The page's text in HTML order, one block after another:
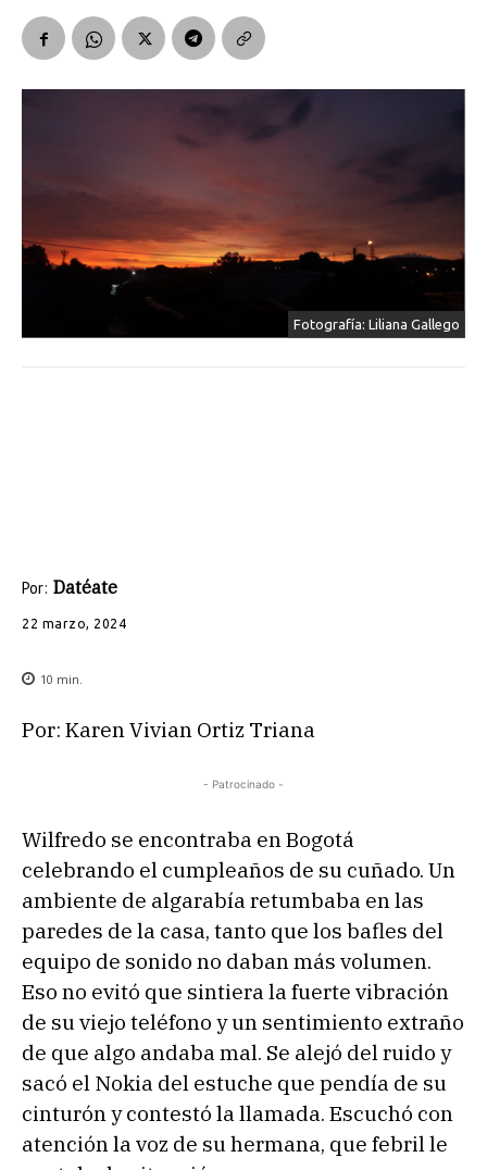
Fotografía: Liliana Gallego
Por: Datéate
22 marzo, 2024
10 min.
Por: Karen Vivian Ortiz Triana
- Patrocinado -
Wilfredo se encontraba en Bogotá
celebrando el cumpleaños de su cuñado. Un
ambiente de algarabía retumbaba en las
paredes de la casa, tanto que los bafles del
equipo de sonido no daban más volumen.
Eso no evitó que sintiera la fuerte vibración
de su viejo teléfono y un sentimiento extraño
de que algo andaba mal. Se alejó del ruido y
sacó el Nokia del estuche que pendía de su
cinturón y contestó la llamada. Escuchó con
atención la voz de su hermana, que febril le